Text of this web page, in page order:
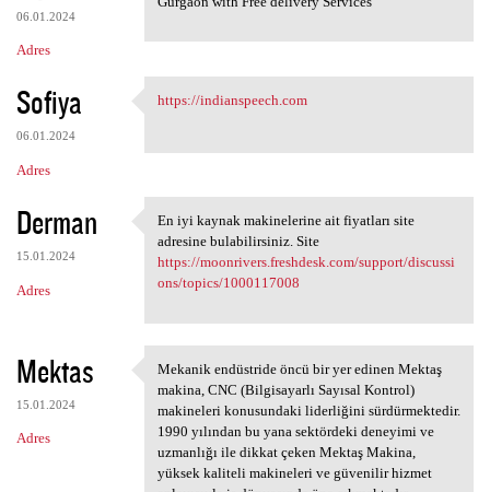
06.01.2024
Adres
Sofiya
06.01.2024
Adres
https://indianspeech.com
https://indianspeech.com
Derman
15.01.2024
Adres
En iyi kaynak makinelerine
En iyi kaynak makinelerine ait fiyatları site
adresine bulabilirsiniz. Site
https://moonrivers.freshdesk.com/support/discussi
ons/topics/1000117008
Mektas
15.01.2024
Adres
Mekanik endüstride öncü bir
Mekanik endüstride öncü bir yer edinen Mektaş
makina, CNC (Bilgisayarlı Sayısal Kontrol)
makineleri konusundaki liderliğini sürdürmektedir.
1990 yılından bu yana sektördeki deneyimi ve
uzmanlığı ile dikkat çeken Mektaş Makina,
yüksek kaliteli makineleri ve güvenilir hizmet